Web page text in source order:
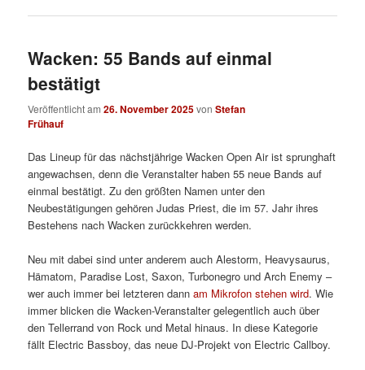
Wacken: 55 Bands auf einmal
bestätigt
Veröffentlicht am26. November 2025vonStefan
Frühauf
Das Lineup für das nächstjährige Wacken Open Air ist sprunghaft
angewachsen, denn die Veranstalter haben 55 neue Bands auf
einmal bestätigt. Zu den größten Namen unter den
Neubestätigungen gehören Judas Priest, die im 57. Jahr ihres
Bestehens nach Wacken zurückkehren werden.
Neu mit dabei sind unter anderem auch Alestorm, Heavysaurus,
Hämatom, Paradise Lost, Saxon, Turbonegro und Arch Enemy –
wer auch immer bei letzteren dannam Mikrofon stehen wird. Wie
immer blicken die Wacken-Veranstalter gelegentlich auch über
den Tellerrand von Rock und Metal hinaus. In diese Kategorie
fällt Electric Bassboy, das neue DJ-Projekt von Electric Callboy.